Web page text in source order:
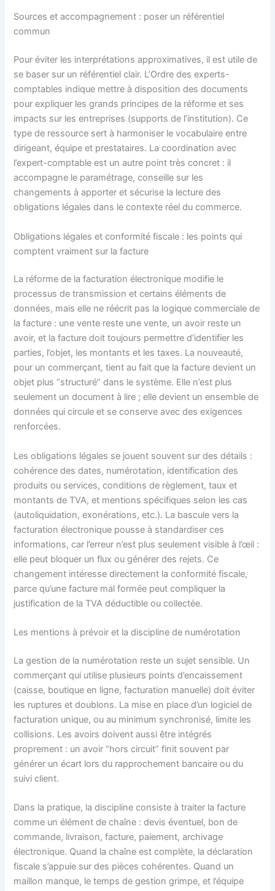
Sources et accompagnement : poser un référentiel
commun
Pour éviter les interprétations approximatives, il est utile de
se baser sur un référentiel clair. L’Ordre des experts-
comptables indique mettre à disposition des documents
pour expliquer les grands principes de la réforme et ses
impacts sur les entreprises (supports de l’institution). Ce
type de ressource sert à harmoniser le vocabulaire entre
dirigeant, équipe et prestataires. La coordination avec
l’expert-comptable est un autre point très concret : il
accompagne le paramétrage, conseille sur les
changements à apporter et sécurise la lecture des
obligations légales dans le contexte réel du commerce.
Obligations légales et conformité fiscale : les points qui
comptent vraiment sur la facture
La réforme de la facturation électronique modifie le
processus de transmission et certains éléments de
données, mais elle ne réécrit pas la logique commerciale de
la facture : une vente reste une vente, un avoir reste un
avoir, et la facture doit toujours permettre d’identifier les
parties, l’objet, les montants et les taxes. La nouveauté,
pour un commerçant, tient au fait que la facture devient un
objet plus “structuré” dans le système. Elle n’est plus
seulement un document à lire ; elle devient un ensemble de
données qui circule et se conserve avec des exigences
renforcées.
Les obligations légales se jouent souvent sur des détails :
cohérence des dates, numérotation, identification des
produits ou services, conditions de règlement, taux et
montants de TVA, et mentions spécifiques selon les cas
(autoliquidation, exonérations, etc.). La bascule vers la
facturation électronique pousse à standardiser ces
informations, car l’erreur n’est plus seulement visible à l’œil :
elle peut bloquer un flux ou générer des rejets. Ce
changement intéresse directement la conformité fiscale,
parce qu’une facture mal formée peut compliquer la
justification de la TVA déductible ou collectée.
Les mentions à prévoir et la discipline de numérotation
La gestion de la numérotation reste un sujet sensible. Un
commerçant qui utilise plusieurs points d’encaissement
(caisse, boutique en ligne, facturation manuelle) doit éviter
les ruptures et doublons. La mise en place d’un logiciel de
facturation unique, ou au minimum synchronisé, limite les
collisions. Les avoirs doivent aussi être intégrés
proprement : un avoir “hors circuit” finit souvent par
générer un écart lors du rapprochement bancaire ou du
suivi client.
Dans la pratique, la discipline consiste à traiter la facture
comme un élément de chaîne : devis éventuel, bon de
commande, livraison, facture, paiement, archivage
électronique. Quand la chaîne est complète, la déclaration
fiscale s’appuie sur des pièces cohérentes. Quand un
maillon manque, le temps de gestion grimpe, et l’équipe